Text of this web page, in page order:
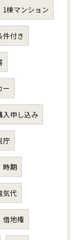
1棟マンション
件付き
ー
入申し込み
庁
時期
気代
借地権